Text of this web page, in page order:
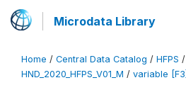
Microdata Library
Home / Central Data Catalog / HFPS /
HND_2020_HFPS_V01_M / variable [F3]